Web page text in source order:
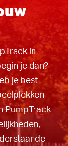
in
je dan?
je best
PumpTrack